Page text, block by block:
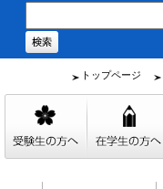
トップページ